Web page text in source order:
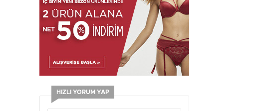
HIZLI YORUM YAP